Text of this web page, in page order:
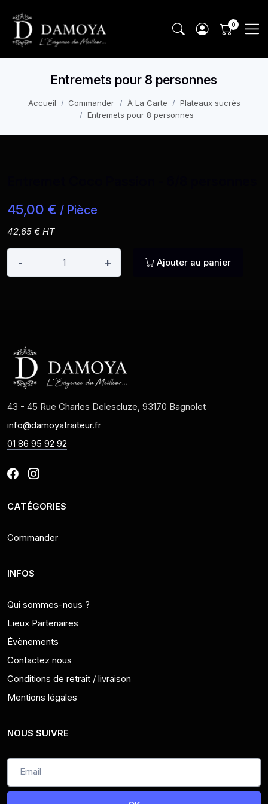
Entremets pour 8 personnes
Accueil Commander À La Carte
Plateaux sucrés
Entremets pour 8 personnes
45,00 € / Pièce
42,65 € HT
- + Ajouter au panier
43 - 45 Rue Charles Delescluze, 93170 Bagnolet
info@damoyatraiteur.fr
01 86 95 92 92
CATÉGORIES
Commander
INFOS
Qui sommes-nous ?
Lieux Partenaires
Évènements
Contactez nous
Conditions de retrait / livraison
Mentions légales
NOUS SUIVRE